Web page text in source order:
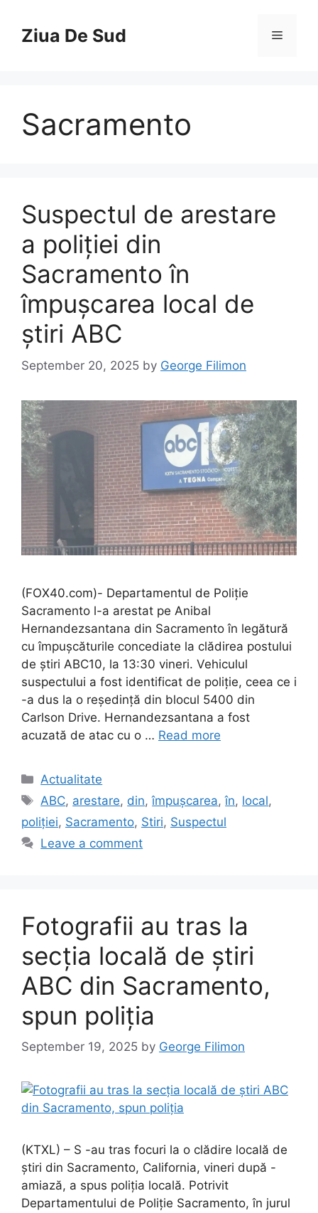
contentZiua De Sud Menu
Sacramento
Suspectul de arestare
a poliției din
Sacramento în
împușcarea local de
știri ABC
September 20, 2025 by George Filimon
(FOX40.com)- Departamentul de Poliție
Sacramento l-a arestat pe Anibal
Hernandezsantana din Sacramento în legătură
cu împușcăturile concediate la clădirea postului
de știri ABC10, la 13:30 vineri. Vehiculul
suspectului a fost identificat de poliție, ceea ce i
-a dus la o reședință din blocul 5400 din
Carlson Drive. Hernandezsantana a fost
acuzată de atac cu o … Read more
Categories
Actualitate
Tags
ABC, arestare, din,împușcarea,în, local,
poliției, Sacramento, Stiri, Suspectul
Leave a comment
Fotografii au tras la
secția locală de știri
ABC din Sacramento,
spun poliția
September 19, 2025 by George Filimon
(KTXL) – S -au tras focuri la o clădire locală de
știri din Sacramento, California, vineri după -
amiază, a spus poliția locală. Potrivit
Departamentului de Poliție Sacramento, în jurul